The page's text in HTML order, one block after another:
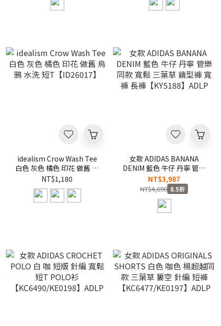
idealism Crow Wash Tee
白色 灰色 橘色 印花 做舊 烏
鴉 水洗 短T【ID26017】
NT$1,180
女款 ADIDAS BANANA
DENIM 藍色 牛仔 丹寧 管樂
同款 寬鬆 三葉草 繭型褲 寬
褲 長褲【KY5188】ADLP
NT$3,987
NT$4,690 8.5折